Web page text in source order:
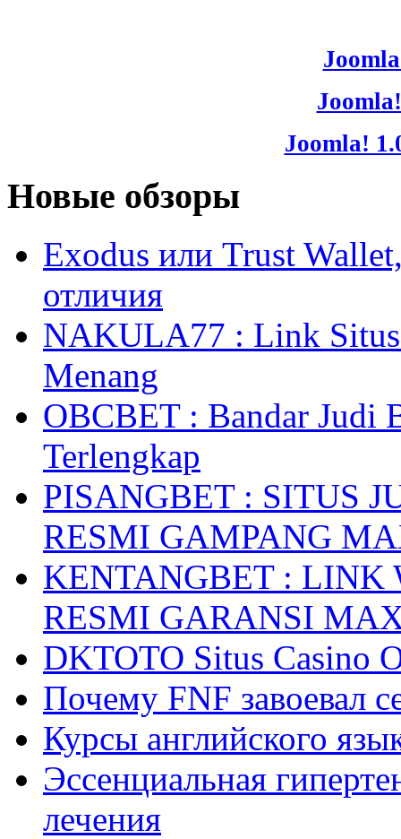
Joomla!
Новые обзоры
Exodus или Trust
отличия
NAKULA77 : Link Situs
Menang
OBCBET : Bandar Judi
Terlengkap
PISANGBET : SITUS
RESMI GAMPANG
KENTANGBET : LINK
RESMI GARANSI
DKTOTO Situs Casino
Почему FNF завоевал
Курсы английского
Эссенциальная
лечения